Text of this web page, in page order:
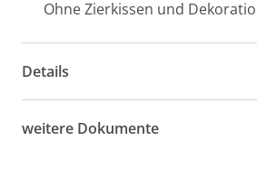
Ohne Zierkissen und
Details
weitere Dokumente